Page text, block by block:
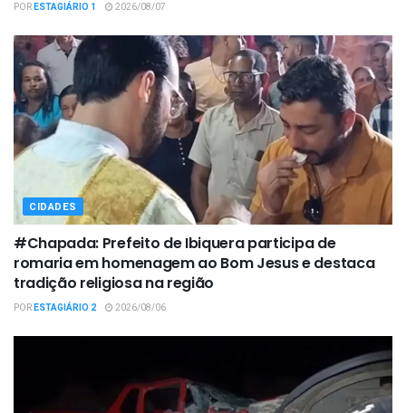
PORESTAGIÁRIO 1 2026/08/07
CIDADES
#Chapada: Prefeito de Ibiquera participa de
romaria em homenagem ao Bom Jesus e destaca
tradição religiosa na região
PORESTAGIÁRIO 2 2026/08/06